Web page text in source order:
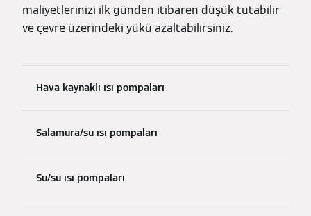
maliyetlerinizi ilk günden itibaren düşük tutabilir
ve çevre üzerindeki yükü azaltabilirsiniz.
Hava kaynaklı ısı pompaları
Salamura/su ısı pompaları
Su/su ısı pompaları